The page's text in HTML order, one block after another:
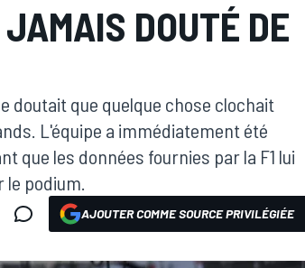
DOUTÉ DE
doutait que quelque chose clochait
L'équipe a immédiatement été
que les données fournies par la F1 lui
podium.
AJOUTER COMME SOURCE PRIVILÉGIÉE